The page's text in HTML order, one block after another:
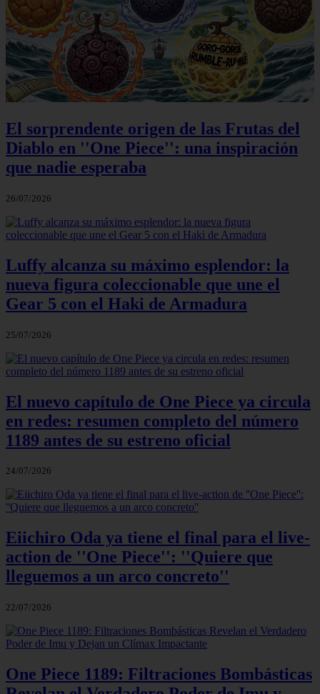
El sorprendente origen de las Frutas del
Diablo en ''One Piece'': una inspiración
que nadie esperaba
26/07/2026
Luffy alcanza su máximo esplendor: la
nueva figura coleccionable que une el
Gear 5 con el Haki de Armadura
25/07/2026
El nuevo capítulo de One Piece ya circula
en redes: resumen completo del número
1189 antes de su estreno oficial
24/07/2026
Eiichiro Oda ya tiene el final para el live-
action de ''One Piece'': ''Quiere que
lleguemos a un arco concreto''
22/07/2026
One Piece 1189: Filtraciones Bombásticas